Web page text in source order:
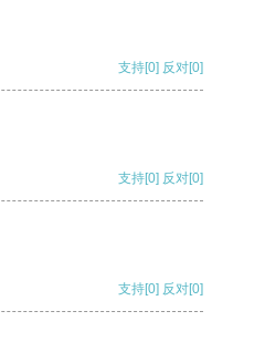
支持[0] 反对[0]
支持[0] 反对[0]
支持[0] 反对[0]